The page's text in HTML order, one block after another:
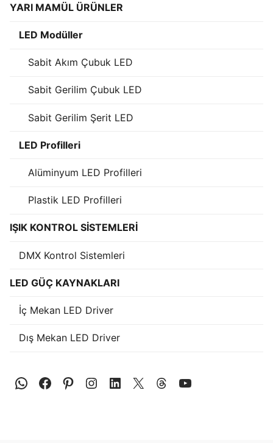
Dış Mekan LED Driver
DMX Nedir? Ürün Çeşitleri Nelerdir?
Cephe Animasyon LEDLine Serisi
Cephe Animasyon DOTLED Serisi
Cephe Animasyon WallWasher Serisi
KATALOG
İLETİŞİM & SİPARİŞ
HAKKIMIZDA
Russian
YARI MAMÜL ÜRÜNLER
LED Modüller
Sabit Akım Çubuk LED
Sabit Gerilim Çubuk LED
Sabit Gerilim Şerit LED
LED Profilleri
Alüminyum LED Profilleri
Plastik LED Profilleri
IŞIK KONTROL SİSTEMLERİ
DMX Kontrol Sistemleri
LED GÜÇ KAYNAKLARI
İç Mekan LED Driver
Dış Mekan LED Driver